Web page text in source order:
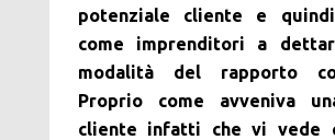
potenziale cliente e
come imprenditori a
modalità del rapporto
Proprio come avveniva
cliente infatti che vi vede